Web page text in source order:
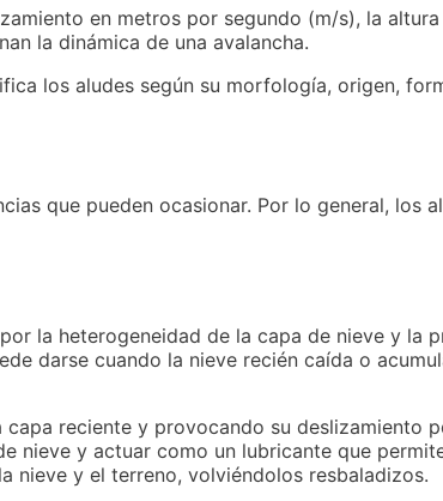
en metros por segundo (m/s), la
la dinámica de una avalancha.
los aludes según su morfología, origen,
que pueden ocasionar. Por lo general, los
la heterogeneidad de la capa de nieve y la
darse cuando la nieve recién caída o
reciente y provocando su deslizamiento
nieve y actuar como un lubricante que
nieve y el terreno, volviéndolos resbaladizos.